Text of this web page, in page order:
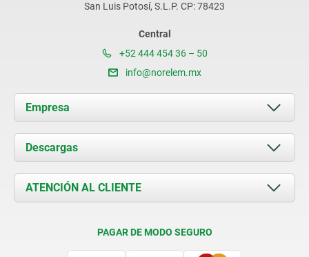
San Luis Potosí, S.L.P. CP: 78423
Central
+52 444 454 36 – 50
info@norelem.mx
Empresa
Acerca de nosotros
Novedades
Contacto
Descargas
Documents
ATENCIÓN AL CLIENTE
PAGAR DE MODO SEGURO